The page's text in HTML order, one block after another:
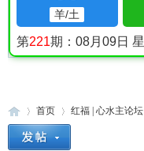
首页 红福 | 心水主论坛